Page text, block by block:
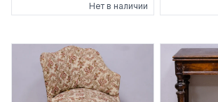
Нет в наличии